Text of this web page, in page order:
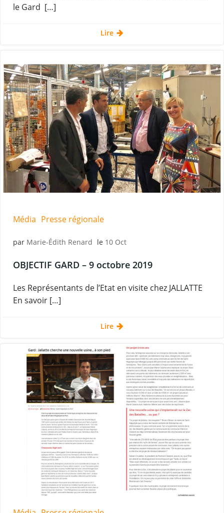
le Gard […]
Lire
Média Presse régionale
par Marie-Édith Renard le 10 Oct
OBJECTIF GARD – 9 octobre 2019
Les Représentants de l’Etat en visite chez JALLATTE
En savoir […]
Lire